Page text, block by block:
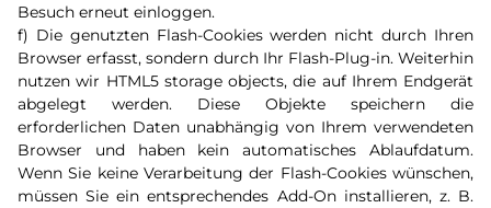
Besuch erneut einloggen.
f) Die genutzten Flash-Cookies werden nicht durch Ihren
Browser erfasst, sondern durch Ihr Flash-Plug-in. Weiterhin
nutzen wir HTML5 storage objects, die auf Ihrem Endgerät
abgelegt werden. Diese Objekte speichern die
erforderlichen Daten unabhängig von Ihrem verwendeten
Browser und haben kein automatisches Ablaufdatum.
Wenn Sie keine Verarbeitung der Flash-Cookies wünschen,
müssen Sie ein entsprechendes Add-On installieren, z. B.